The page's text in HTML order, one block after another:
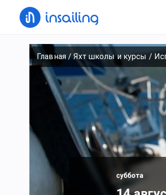
Главная/Яхт школы и курсы /
суббота